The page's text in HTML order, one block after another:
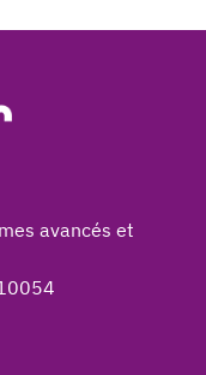
avancés et